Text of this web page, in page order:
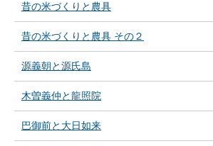
昔の米づくりと農具
昔の米づくりと農具 その２
源義朝と源氏島
木曽義仲と龍照院
巴御前と大日如来